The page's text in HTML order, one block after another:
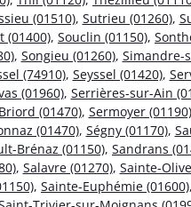
(01510), Sutrieu (01260),
(01400), Souclin (01150),
, Songieu (01260), Simandre-
(74910), Seyssel (01420),
(01960), Serrières-sur-Ain
(01470), Sermoyer (01190)
(01470), Ségny (01170),
Brénaz (01150), Sandrans
, Salavre (01270), Sainte-
, Sainte-Euphémie (01600),